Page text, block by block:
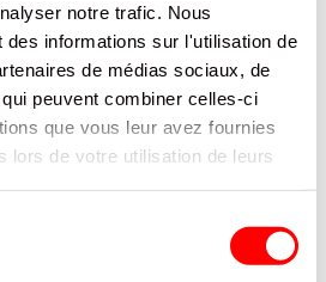
notre trafic. Nous
des informations sur l'utilisation de
de médias sociaux, de
peuvent combiner celles-ci
que vous leur avez fournies
lors de votre utilisation de leurs
goût cacao